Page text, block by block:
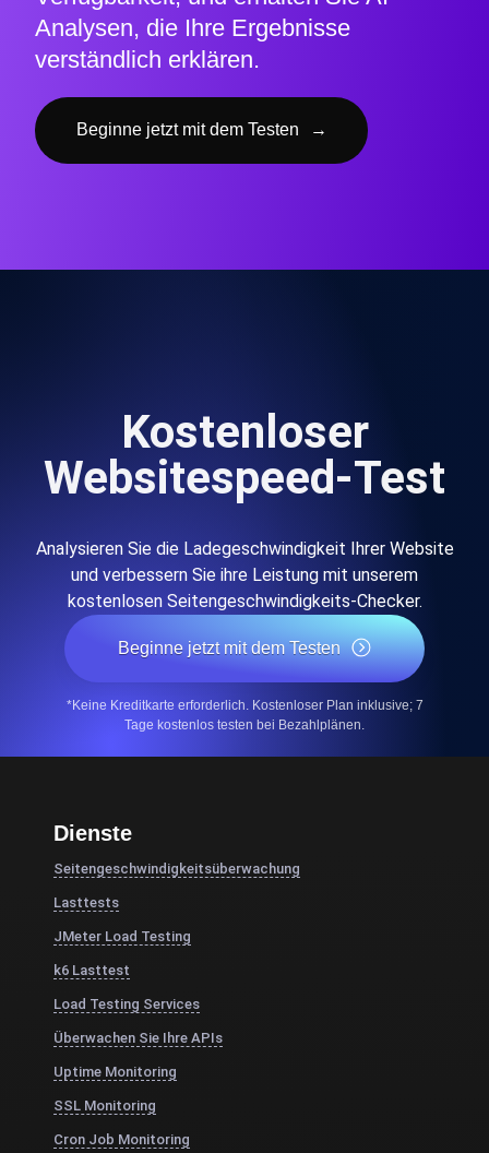
Analysen, die Ihre Ergebnisse
verständlich erklären.
Beginne jetzt mit dem Testen →
Kostenloser
Websitespeed-Test
Analysieren Sie die Ladegeschwindigkeit Ihrer Website
und verbessern Sie ihre Leistung mit unserem
kostenlosen Seitengeschwindigkeits-Checker.
Beginne jetzt mit dem Testen
*Keine Kreditkarte erforderlich. Kostenloser Plan inklusive; 7
Tage kostenlos testen bei Bezahlplänen.
Dienste
Seitengeschwindigkeitsüberwachung
Lasttests
JMeter Load Testing
k6 Lasttest
Load Testing Services
Überwachen Sie Ihre APIs
Uptime Monitoring
SSL Monitoring
Cron Job Monitoring